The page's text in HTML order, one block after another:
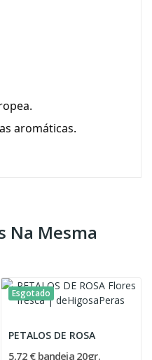
aromáticas.
Na Mesma
Esgotado
PETALOS DE ROSA
5,72 € bandeja 20gr.